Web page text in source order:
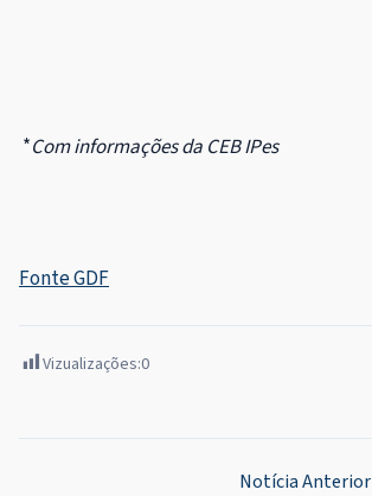
*Com informações da CEB IPes
Fonte GDF
Vizualizações:0
Notícia Anterior